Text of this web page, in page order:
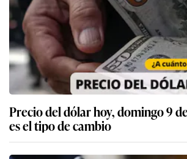
Precio del dólar hoy, domingo 9
es el tipo de cambio